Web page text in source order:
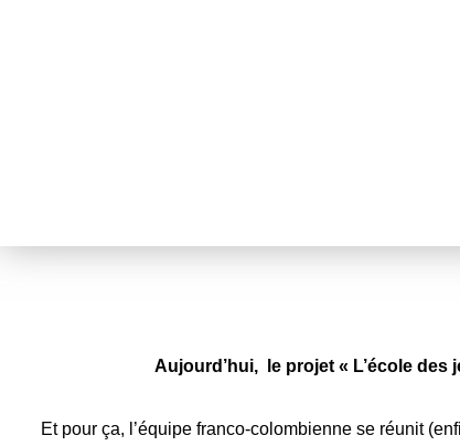
Aujourd’hui, le projet « L’école
Et pour ça, l’équipe franco-colombienne se réunit